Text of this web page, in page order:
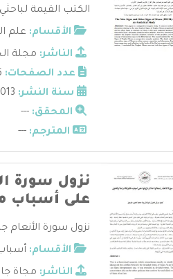
الكتب القيمة
الأقسام: علم
الناشر: مجلة
عدد الصفحات:
سنة النشر:
المحقق: ---
المترجم: ---
نزول سورة
على أسباب
نزول سورة الأنعام
الأقسام:
الناشر: مجاة